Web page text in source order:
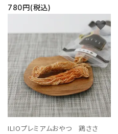
780円(税込)
ILIOプレミアムおやつ 鶏ささ
favorite